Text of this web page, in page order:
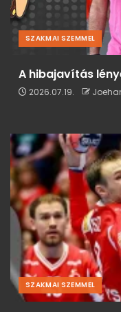
SZAKMAI SZEMMEL
A hibajavítás
2026.07.19.
SZAKMAI SZEMMEL